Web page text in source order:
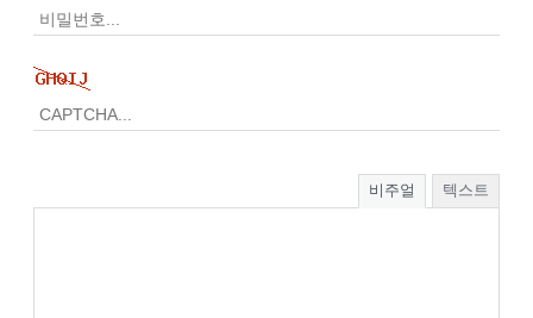
비주얼 텍스트